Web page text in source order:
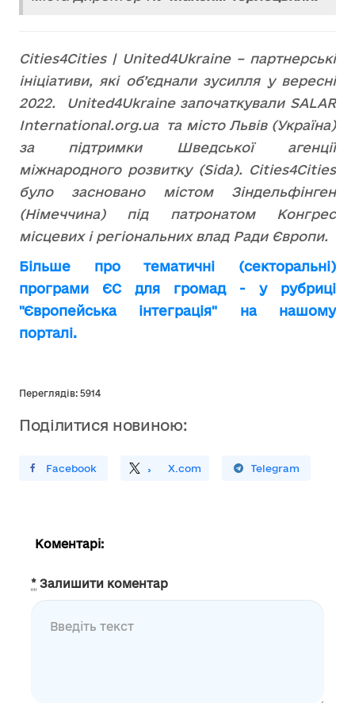
Cities4Cities | United4Ukraine – партнерські
ініціативи, які об’єднали зусилля у вересні
2022. United4Ukraine започаткували SALAR
International.org.ua та місто Львів (Україна)
за підтримки Шведської агенції
міжнародного розвитку (Sida). Сities4Cities
було засновано містом Зіндельфінген
(Німеччина) під патронатом Конгрес
місцевих і регіональних влад Ради Європи.
Більше про тематичні (секторальні)
програми ЄС для громад - у рубриці
"Європейська інтеграція" на нашому
порталі.
Переглядів: 5914
Поділитися новиною:
У FacebookПоділитись X.com
Поширити У Telegram
Коментарі:
* Залишити коментар